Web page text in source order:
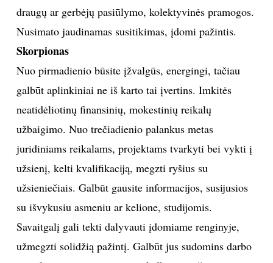
draugų ar gerbėjų pasiūlymo, kolektyvinės pramogos.
Nusimato jaudinamas susitikimas, įdomi pažintis.
Skorpionas
Nuo pirmadienio būsite įžvalgūs, energingi, tačiau
galbūt aplinkiniai ne iš karto tai įvertins. Imkitės
neatidėliotinų finansinių, mokestinių reikalų
užbaigimo. Nuo trečiadienio palankus metas
juridiniams reikalams, projektams tvarkyti bei vykti į
užsienį, kelti kvalifikaciją, megzti ryšius su
užsieniečiais. Galbūt gausite informacijos, susijusios
su išvykusiu asmeniu ar kelione, studijomis.
Savaitgalį gali tekti dalyvauti įdomiame renginyje,
užmegzti solidžią pažintį. Galbūt jus sudomins darbo